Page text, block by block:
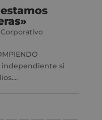
Corporativo
independiente si